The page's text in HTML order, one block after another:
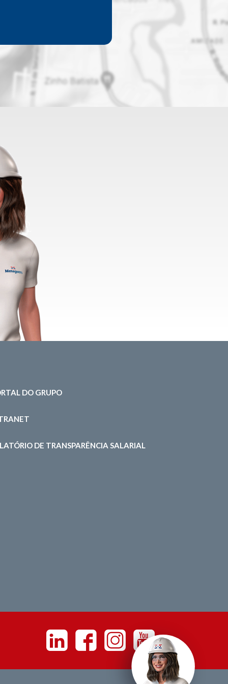
DO GRUPO
DE TRANSPARÊNCIA SALARIAL
Linkedin Facebook InstagramYoutube